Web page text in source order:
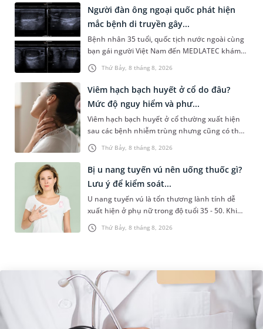
Thứ Bảy, 8 tháng 8, 2026
Người đàn ông ngoại quốc phát hiện
mắc bệnh di truyền gây...
Bệnh nhân 35 tuổi, quốc tịch nước ngoài cùng
bạn gái người Việt Nam đến MEDLATEC khám
sức khỏe tiền hôn nhân. Qua thăm khám và
làm các xét nghiệm chuyên sâu,...
Thứ Bảy, 8 tháng 8, 2026
Viêm hạch bạch huyết ở cổ do đâu?
Mức độ nguy hiểm và phư...
Viêm hạch bạch huyết ở cổ thường xuất hiện
sau các bệnh nhiễm trùng nhưng cũng có thể
liên quan đến lao hạch hoặc ung thư. Để tìm
hiểu nguyên nhân gây viêm,...
Thứ Bảy, 8 tháng 8, 2026
Bị u nang tuyến vú nên uống thuốc gì?
Lưu ý để kiểm soát...
U nang tuyến vú là tổn thương lành tính dễ
xuất hiện ở phụ nữ trong độ tuổi 35 - 50. Khi
được chẩn đoán mắc bệnh, nhiều người
thường băn khoăn u nang tuyến v...